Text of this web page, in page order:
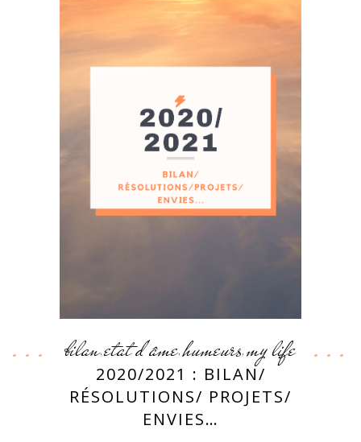
bilan,etat d'âme, humeurs, my life
2020/2021 : BILAN/
RÉSOLUTIONS/ PROJETS/
ENVIES…